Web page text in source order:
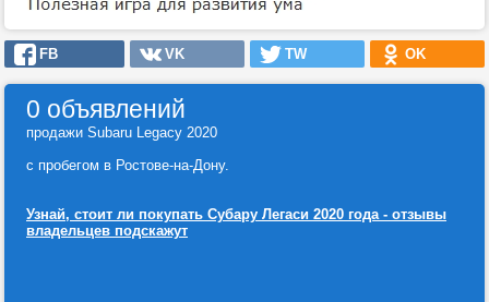
FB VK TW OK
0 объявлений
продажи Subaru Legacy 2020
с пробегом в Ростове-на-Дону.
Узнай, стоит ли покупать Субару Легаси 2020 года - отзывы
владельцев подскажут